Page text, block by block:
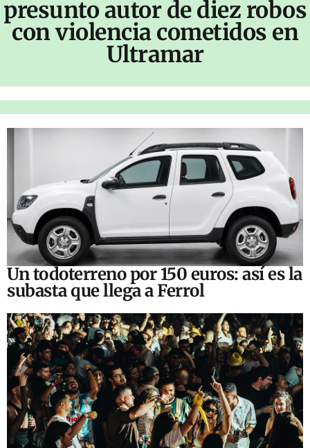
presunto autor de diez robos
con violencia cometidos en
Ultramar
Un todoterreno por 150 euros: así es la
subasta que llega a Ferrol